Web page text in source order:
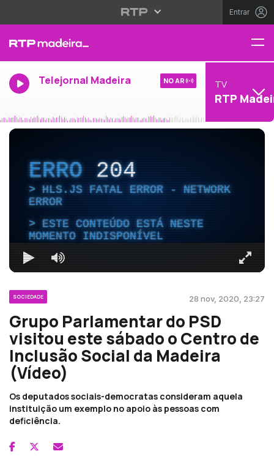
Entrar
Telejornal Madeira NO AR TV
RTP
ERRO204
HLS.JS FATAL ERROR - NETWORK
ERROR
ESTE CONTEÚDO ESTÁ NESTE
MOMENTO INDISPONÍVEL
SOCIEDADE 28 nov, 2020, 23:27
Grupo Parlamentar do PSD
visitou este sábado o Centro de
Inclusão Social da Madeira
(Vídeo)
Os deputados sociais-democratas consideram aquela
instituição um exemplo no apoio às pessoas com
deficiência.